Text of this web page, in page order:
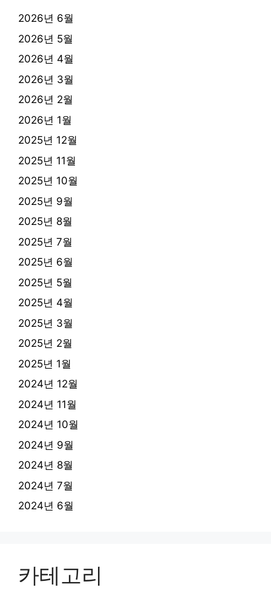
2026년 6월
2026년 5월
2026년 4월
2026년 3월
2026년 2월
2026년 1월
2025년 12월
2025년 11월
2025년 10월
2025년 9월
2025년 8월
2025년 7월
2025년 6월
2025년 5월
2025년 4월
2025년 3월
2025년 2월
2025년 1월
2024년 12월
2024년 11월
2024년 10월
2024년 9월
2024년 8월
2024년 7월
2024년 6월
카테고리